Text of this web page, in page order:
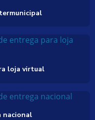
loja virtual
nacional